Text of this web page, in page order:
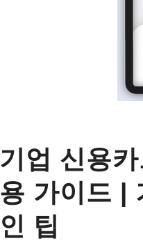
기업 신용
용 가이드 |
인 팁